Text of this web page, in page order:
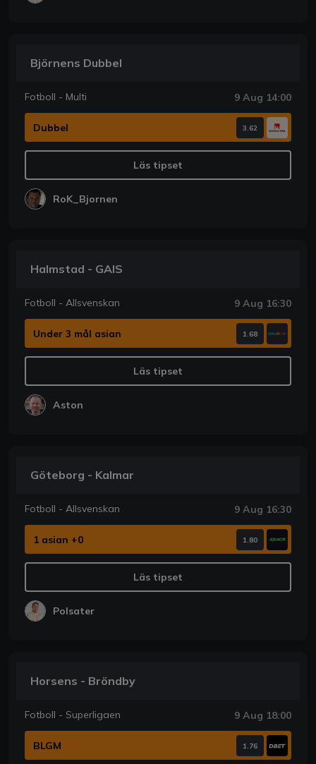
Björnens Dubbel
Fotboll - Multi 9 Aug 14:00
Dubbel 3.62
Läs tipset
RoK_Bjornen
Halmstad - GAIS
Fotboll - Allsvenskan 9 Aug 16:30
Under 3 mål asian 1.68
Läs tipset
Aston
Göteborg - Kalmar
Fotboll - Allsvenskan 9 Aug 16:30
1 asian +0 1.80
Läs tipset
Polsater
Horsens - Bröndby
Fotboll - Superligaen 9 Aug 18:00
BLGM 1.76